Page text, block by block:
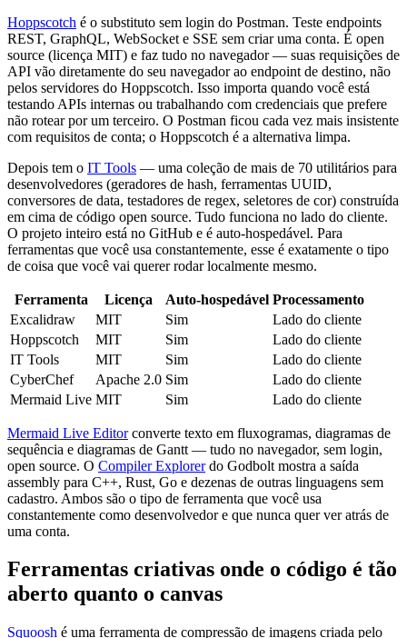
Hoppscotch é o substituto sem login do Postman. Teste endpoints
REST, GraphQL, WebSocket e SSE sem criar uma conta. É open
source (licença MIT) e faz tudo no navegador — suas requisições de
API vão diretamente do seu navegador ao endpoint de destino, não
pelos servidores do Hoppscotch. Isso importa quando você está
testando APIs internas ou trabalhando com credenciais que prefere
não rotear por um terceiro. O Postman ficou cada vez mais insistente
com requisitos de conta; o Hoppscotch é a alternativa limpa.
Depois tem o IT Tools — uma coleção de mais de 70 utilitários para
desenvolvedores (geradores de hash, ferramentas UUID,
conversores de data, testadores de regex, seletores de cor) construída
em cima de código open source. Tudo funciona no lado do cliente.
O projeto inteiro está no GitHub e é auto-hospedável. Para
ferramentas que você usa constantemente, esse é exatamente o tipo
de coisa que você vai querer rodar localmente mesmo.
Ferramenta Licença Auto-hospedável Processamento
Excalidraw
MIT Sim
Lado do cliente
Hoppscotch
MIT Sim
Lado do cliente
IT Tools
MIT Sim
Lado do cliente
CyberChef
Apache 2.0 Sim
Lado do cliente
Mermaid Live MIT Sim Lado do cliente
Mermaid Live Editorconverte texto em fluxogramas, diagramas de
sequência e diagramas de Gantt — tudo no navegador, sem login,
open source. O Compiler Explorerdo Godbolt mostra a saída
assembly para C++, Rust, Go e dezenas de outras linguagens sem
cadastro. Ambos são o tipo de ferramenta que você usa
constantemente como desenvolvedor e que nunca quer ver atrás de
uma conta.
Ferramentas criativas onde o código é tão
aberto quanto o canvas
Squoosh é uma ferramenta de compressão de imagens criada pelo